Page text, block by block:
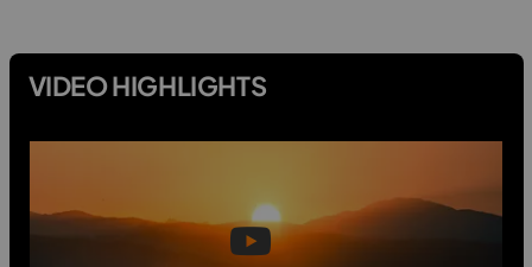
VIDEO HIGHLIGHTS